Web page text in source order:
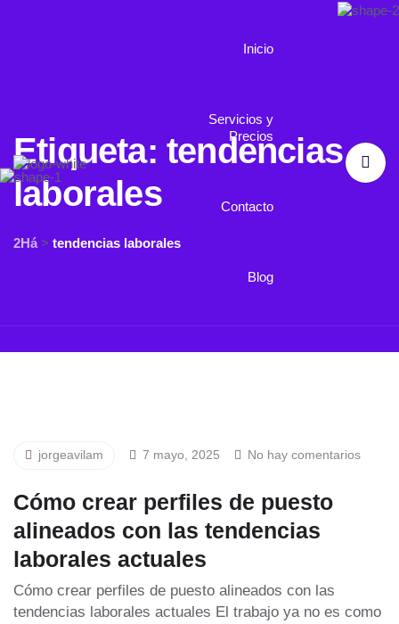
Inicio
Servicios y
Precios
Contacto
Blog
Etiqueta: tendencias
laborales
2Há > tendencias laborales
jorgeavilam 7 mayo, 2025 No hay comentarios
Cómo crear perfiles de puesto
alineados con las tendencias
laborales actuales
Cómo crear perfiles de puesto alineados con las
tendencias laborales actuales El trabajo ya no es como